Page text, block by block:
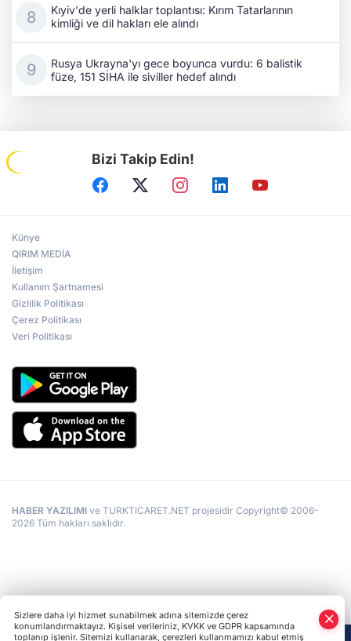
Kıyiv'de yerli halklar toplantısı: Kırım Tatarlarının
kimliği ve dil hakları ele alındı
Rusya Ukrayna'yı gece boyunca vurdu: 6 balistik
füze, 151 SİHA ile siviller hedef alındı
Bizi Takip Edin!
Künye
QIRIM MEDİA
İletişim
Kullanım Şartnamesi
Gizlilik Politikası
Çerez Politikası
Veri Politikası
HABER YAZILIMI ve TURKTICARET.NET projesidir Copyright© 2006-
2026 Tüm hakları saklıdır.
Sizlere daha iyi hizmet sunabilmek adına sitemizde çerez
konumlandırmaktayız. Kişisel verileriniz, KVKK ve GDPR kapsamında
toplanıp işlenir. Sitemizi kullanarak, çerezleri kullanmamızı kabul etmiş